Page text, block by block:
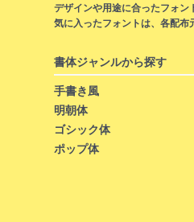
デザインや用途に合ったフォン
気に入ったフォントは、各配布
書体ジャンルから探す
手書き風
明朝体
ゴシック体
ポップ体